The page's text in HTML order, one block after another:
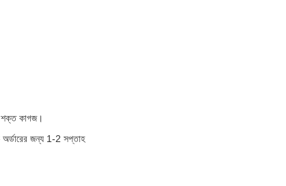
শক্ত কাগজ।
অর্ডারের জন্য 1-2 সপ্তাহ